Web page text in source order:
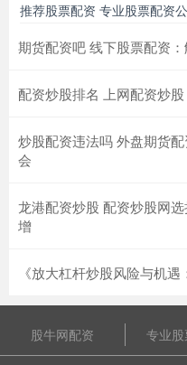
推荐股票配资 专业股票配资
期货配资吧 线下股票配资
配资炒股排名 上网配资炒
炒股配资违法吗 外盘期货
会
龙港配资炒股 配资炒股网
增
《放大杠杆炒股风险与机遇
股牛网配资 专业